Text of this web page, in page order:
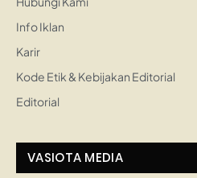
Info Iklan
Karir
Kode Etik & Kebijakan Editorial
Editorial
VASIOTA MEDIA